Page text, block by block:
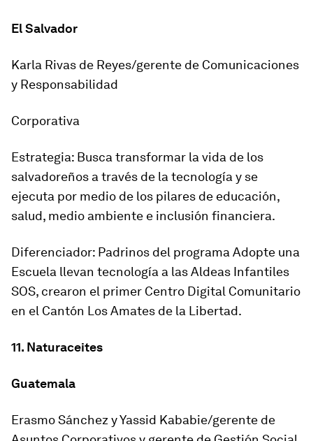
El Salvador
Karla Rivas de Reyes/gerente de Comunicaciones
y Responsabilidad
Corporativa
Estrategia: Busca transformar la vida de los
salvadoreños a través de la tecnología y se
ejecuta por medio de los pilares de educación,
salud, medio ambiente e inclusión financiera.
Diferenciador: Padrinos del programa Adopte una
Escuela llevan tecnología a las Aldeas Infantiles
SOS, crearon el primer Centro Digital Comunitario
en el Cantón Los Amates de la Libertad.
11. Naturaceites
Guatemala
Erasmo Sánchez y Yassid Kababie/gerente de